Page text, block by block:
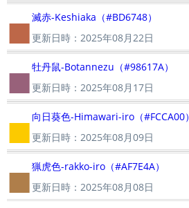
■滅赤-Keshiaka（#BD6748）
更新日時：2025年08月22日
■牡丹鼠-Botannezu（#98617A）
更新日時：2025年08月17日
■ 向日葵色-Himawari-iro（#FCCA00）
更新日時：2025年08月09日
■猟虎色-rakko-iro（#AF7E4A）
更新日時：2025年08月08日